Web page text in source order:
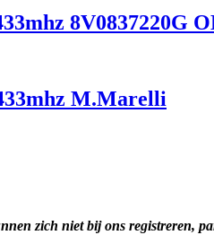
8V0837220G
M.Marelli
zich niet bij ons registreren,